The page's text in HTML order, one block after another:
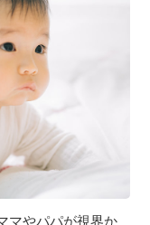
マやパパが視界か